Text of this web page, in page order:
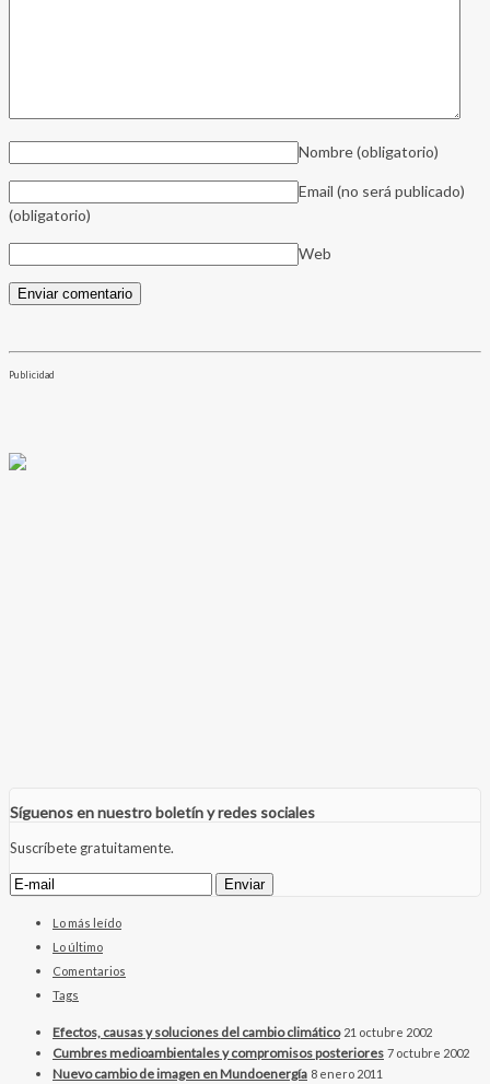
Nombre(obligatorio)
Email (no será publicado)
(obligatorio)
Web
Publicidad
Síguenos en nuestro boletín y redes sociales
Suscríbete gratuitamente.
Lo más leído
Lo último
Comentarios
Tags
Efectos, causas y soluciones del cambio climático 21 octubre 2002
Cumbres medioambientales y compromisos posteriores 7 octubre 2002
Nuevo cambio de imagen en Mundoenergía 8 enero 2011